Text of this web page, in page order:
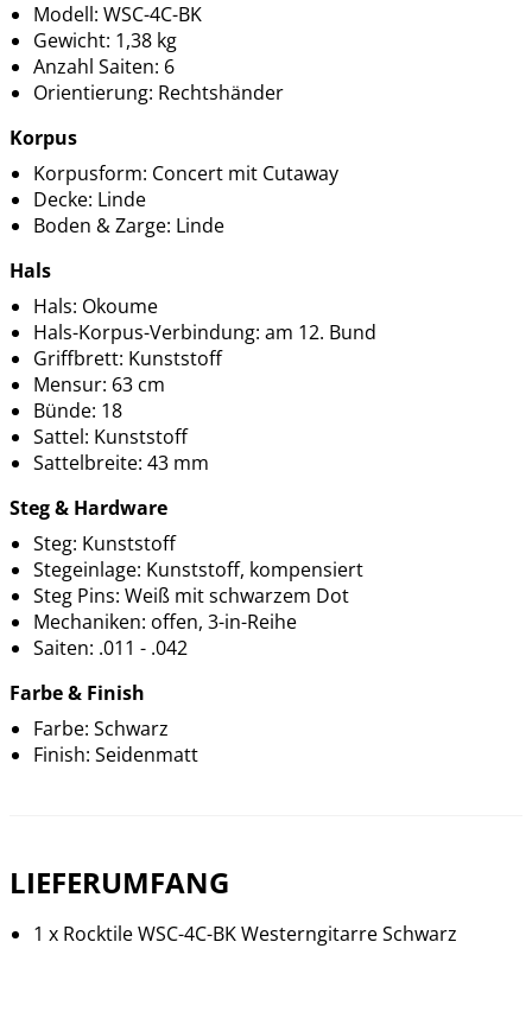
Modell: WSC-4C-BK
Gewicht: 1,38 kg
Anzahl Saiten: 6
Orientierung: Rechtshänder
Korpus
Korpusform: Concert mit Cutaway
Decke: Linde
Boden & Zarge: Linde
Hals
Hals: Okoume
Hals-Korpus-Verbindung: am 12. Bund
Griffbrett: Kunststoff
Mensur: 63 cm
Bünde: 18
Sattel: Kunststoff
Sattelbreite: 43 mm
Steg & Hardware
Steg: Kunststoff
Stegeinlage: Kunststoff, kompensiert
Steg Pins: Weiß mit schwarzem Dot
Mechaniken: offen, 3-in-Reihe
Saiten: .011 - .042
Farbe & Finish
Farbe: Schwarz
Finish: Seidenmatt
LIEFERUMFANG
1 x Rocktile WSC-4C-BK Westerngitarre Schwarz